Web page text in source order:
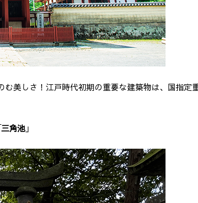
美しさ！江戸時代初期の重要な建築物は、国指定
角池」